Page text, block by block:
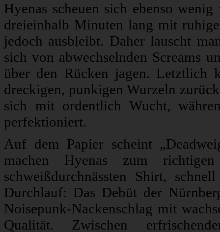
Hyenas scheuen sich ebenso
dreieinhalb Minuten lang mit
jedoch ausbleibt. Daher lauscht
sich von abwechselnden Screams
über den Rücken jagen. Letztlich
dreckigen, punkigen Wurzeln
sich mit ordentlich Wucht,
perfektioniert.
Auf dem Papier scheint
machen Hyenas zum
schweißdurchnässten Shirt,
Durchlauf: Das Debüt der
Noisepunk-Nackenschlag mit
Qualität. Zwischen